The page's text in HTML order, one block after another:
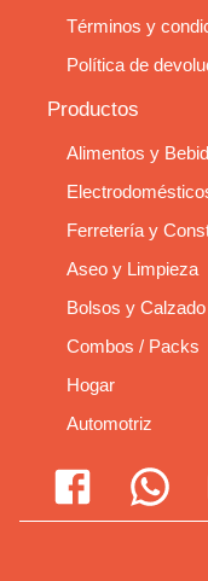
Términos y
Política de
Productos
Alimentos y
Ferretería y
Aseo y Limpieza
Bolsos y Calzado
Combos / Packs
Hogar
Automotriz